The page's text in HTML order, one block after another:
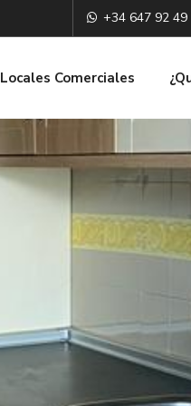
+34 647 92 49
Locales Comerciales